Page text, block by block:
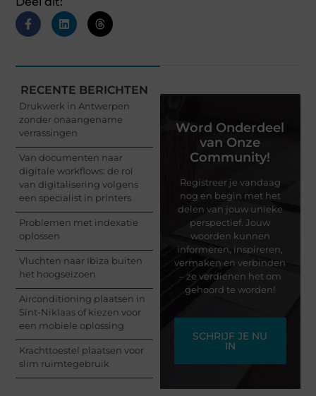
RECENTE BERICHTEN
Drukwerk in Antwerpen
zonder onaangename
verrassingen
Van documenten naar
digitale workflows: de rol
van digitalisering volgens
een specialist in printers
Problemen met indexatie
oplossen
Vluchten naar Ibiza buiten
het hoogseizoen
Airconditioning plaatsen in
Sint-Niklaas of kiezen voor
een mobiele oplossing
Krachttoestel plaatsen voor
slim ruimtegebruik
Word Onderdeel
van Onze
Community!
Registreer je vandaag
nog en begin met het
delen van jouw unieke
perspectief. Jouw
woorden kunnen
informeren, inspireren,
vermaken en verbinden
– ze verdienen het om
gehoord te worden!
SCHRIJF JE NU
IN